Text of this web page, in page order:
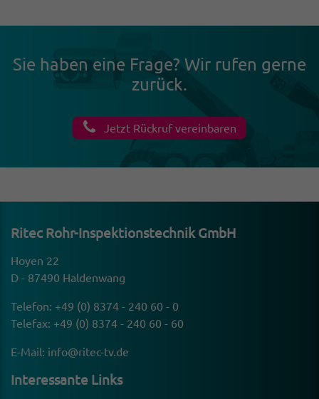
Sie haben eine Frage? Wir rufen gerne
zurück.
Jetzt Rückruf vereinbaren
Ritec Rohr-Inspek­ti­ons­technik GmbH
Hoyen 22
D - 87490 Haldenwang
Telefon: +49 (0) 8374 - 240 60 - 0
Telefax: +49 (0) 8374 - 240 60 - 60
E-Mail: info@ritec-tv.de
Inter­es­sante Links